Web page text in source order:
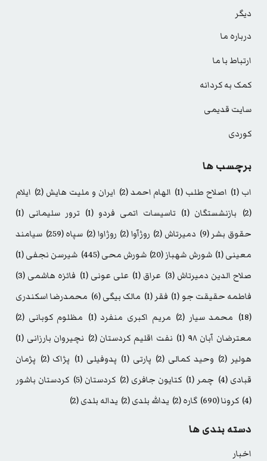
دیگر
درباره ما
ارتباط با ما
کمک به کردانه
سایت قدیمی
کوردی
برچسب ها
اب (1) اصلاح طلب (1) الهام احمد(2) ایران و ملیت هایش (2)
ایلام
(2)
بازنشستگان (1) تاسیسات اتمی فردو (1) ترور سلیمانی (1)
حقوق بشر (9) دمیرتاش (2) روژآوا(2) روژاوا(2) سپاه(259)
سیامند
معینی(1) شورش شهباز(20) شورش محی(445) شیرسن نجفی(1)
صلاح الدین دمیرتاش (3) عراق (1) علی عونی (1) فائزه هاشمی (3)
فاطمه حقیقت جو (1) فقر (1) مالک بیگی(6)
محمدرضا اسکندری
(18)
محمد سیار (2) مریم اکبری منفرد (1) مظلوم کوبانی (2)
معترضان آبان ۹۸
(1) نفت اقلیم کردستان (2) نچیروان بارزانی (1)
هولیر (2) وحید کمالی (2) پارتی (1) پدوفیلی (1) پژاک (2)
پژمان
قبادی (4) چمر (1) کتایون جافری (2) کردستان (5)
کردستان باشور
(4)
کرونا(690) گاره(2) یدالله بلدی(2) یداله بلدی(2)
دسته بندی ها
اخبار